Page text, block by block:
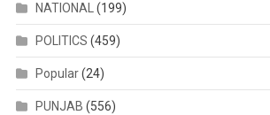
NATIONAL(199)
POLITICS (459)
Popular(24)
PUNJAB (556)